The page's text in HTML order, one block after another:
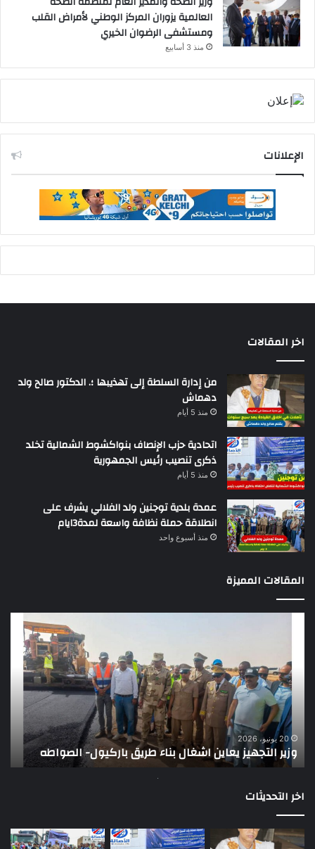
العالمية يزوران المركز الوطني لأمراض القلب
ومستشفى الرضوان الخيري
منذ 3 أسابيع
الإعلانات
اخر المقالات
من إدارة السلطة إلى تهذيبها ؛. الدكتور صالح ولد
دهماش
منذ 5 أيام
اتحادية حزب الإنصاف بنواكشوط الشمالية تخلد
ذكرى تنصيب رئيس الجمهورية
منذ 5 أيام
عمدة بلدية توجنين ولد الفلالي يشرف على
انطلاقة حملة نظافة واسعة لمدة3ايام
منذ أسبوع واحد
المقالات المميزة
اشغال
بناء
طريق
باركيول-
الصواطه
20 يونيو، 2026
وزير التجهيز يعاين اشغال بناء طريق باركيول- الصواطه
اخر التحديثات